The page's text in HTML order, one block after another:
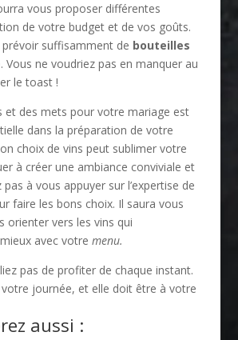
vous proposer différentes
de votre budget et de vos goûts.
prévoir suffisamment de bouteilles
. Vous ne voudriez pas en manquer au
le toast !
et des mets pour votre mariage est
dans la préparation de votre
choix de vins peut sublimer votre
à créer une ambiance conviviale et
pas à vous appuyer sur l’expertise de
faire les bons choix. Il saura vous
orienter vers les vins qui
avec votre menu.
pas de profiter de chaque instant.
votre journée, et elle doit être à votre
aussi :